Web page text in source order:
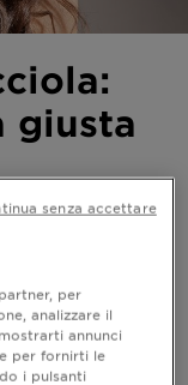
giusta
sfumatura per i
Esplora le
ottenerla e a
per
analizzare il
annunci
per fornirti le
i pulsanti
senza accettare